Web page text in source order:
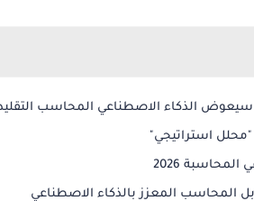
الذكاء الاصطناعي المحاسب التقليدي في
استراتيجي"
2026
المحاسب المعزز بالذكاء الاصطناعي